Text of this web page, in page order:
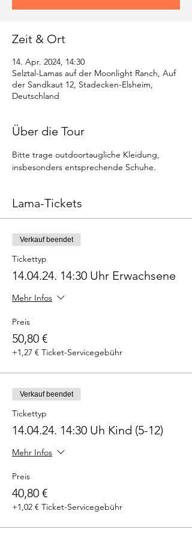
Zeit & Ort
14. Apr. 2024, 14:30
Selztal-Lamas auf der Moonlight Ranch, Auf
der Sandkaut 12, Stadecken-Elsheim,
Deutschland
Über die Tour
Bitte trage outdoortaugliche Kleidung,
insbesonders entsprechende Schuhe.
Lama-Tickets
Verkauf beendet
Tickettyp
14.04.24. 14:30 Uhr Erwachsene
Mehr Infos
Preis
50,80 €
+1,27 € Ticket-Servicegebühr
Verkauf beendet
Tickettyp
14.04.24. 14:30 Uh Kind (5-12)
Mehr Infos
Preis
40,80 €
+1,02 € Ticket-Servicegebühr